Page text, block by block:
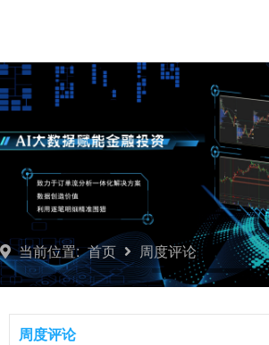
页
博
客
订
单
推
台
订
系
开
当前位置: 首页 周度评论
周度评论